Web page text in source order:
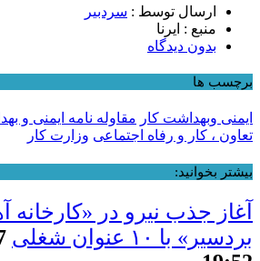
ارسال توسط : سردبیر
منبع : ایرنا
بدون دیدگاه
برچسب ها
ایمنی وبهداشت کار مقاوله نامه ایمنی و
تعاون ، کار و رفاه اجتماعی وزارت کار
بیشتر بخوانید:
آغاز جذب نیرو در
بردسیر» با ۱۰ عنوان شغلی